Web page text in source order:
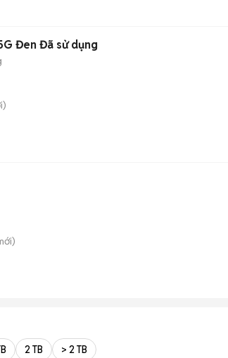
Đen Đã sử dụng
2 TB > 2 TB